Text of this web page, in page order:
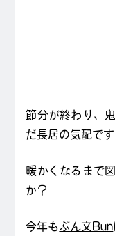
節分が終わり、
だ長居の気配です
暖かくなるまで
か？
今年もぶん文Bun